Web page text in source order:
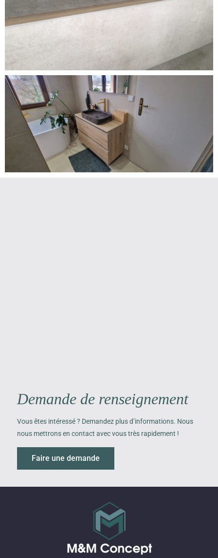
Demande de renseignement
Vous êtes intéressé ? Demandez plus d’informations. Nous
nous mettrons en contact avec vous très rapidement !
Faire une demande